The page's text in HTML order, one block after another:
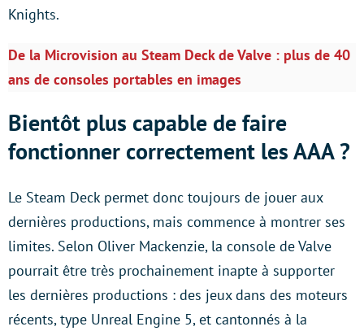
Knights.
De la Microvision au Steam Deck de Valve : plus de 40
ans de consoles portables en images
Bientôt plus capable de faire
fonctionner correctement les AAA ?
Le Steam Deck permet donc toujours de jouer aux
dernières productions, mais commence à montrer ses
limites. Selon Oliver Mackenzie, la console de Valve
pourrait être très prochainement inapte à supporter
les dernières productions : des jeux dans des moteurs
récents, type Unreal Engine 5, et cantonnés à la